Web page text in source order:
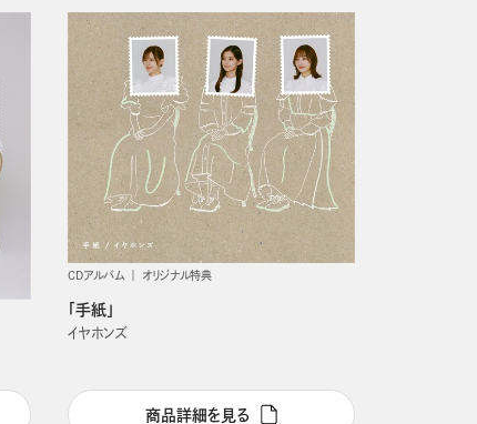
CDアルバム オリジナル特典
「手紙」
イヤホンズ
商品詳細を見る